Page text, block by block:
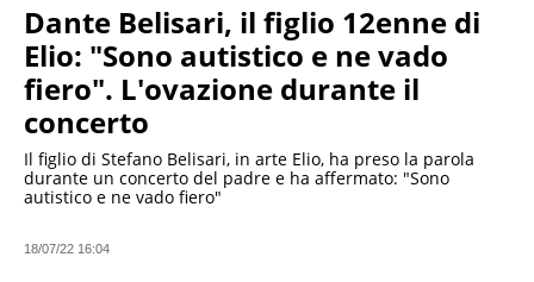
Dante Belisari, il figlio 12enne di
Elio: "Sono autistico e ne vado
fiero". L'ovazione durante il
concerto
Il figlio di Stefano Belisari, in arte Elio, ha preso la parola
durante un concerto del padre e ha affermato: "Sono
autistico e ne vado fiero"
18/07/22 16:04